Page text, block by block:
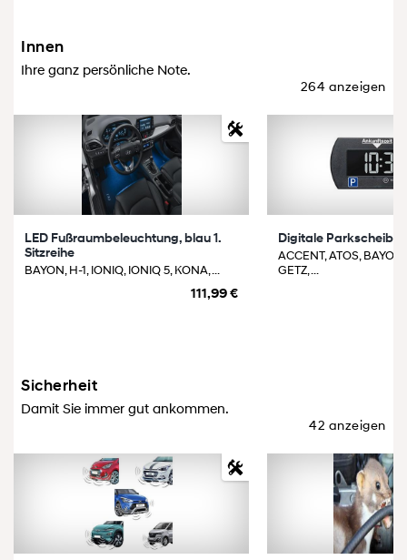
Innen
Ihre ganz persönliche Note.
264 anzeigen
LED Fußraumbeleuchtung, blau 1.
Sitzreihe
BAYON, H-1, IONIQ, IONIQ 5, KONA, ...
111,99 €
Digitale
ACCENT, ATOS,
GETZ, ...
Sicherheit
Damit Sie immer gut ankommen.
42 anzeigen